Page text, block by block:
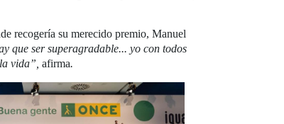
recogería su merecido premio, Manuel
que ser superagradable... yo con todos
vida”, afirma.